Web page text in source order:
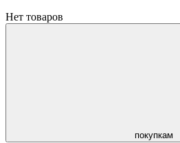
Нет товаров
покупкам